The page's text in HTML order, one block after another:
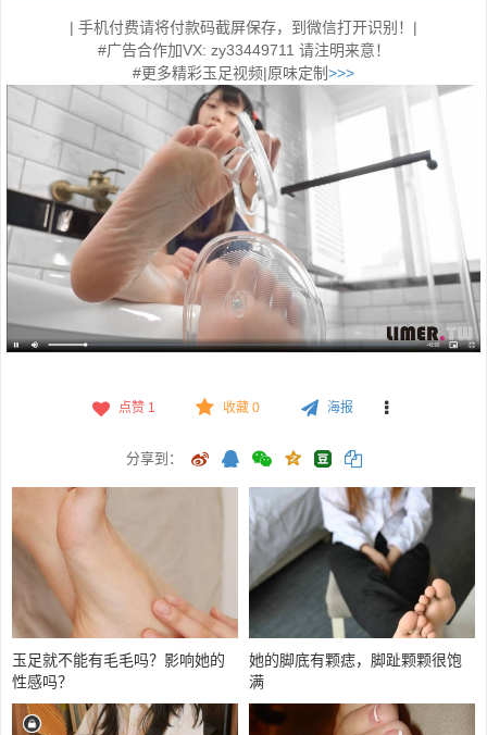
| 手机付费请将付款码截屏保存，到微信打开识别！|
#广告合作加VX: zy33449711 请注明来意！
#更多精彩玉足视频|原味定制>>>
点赞 1 收藏 0 海报
分享到：
玉足就不能有毛毛吗？影响她的
性感吗？
她的脚底有颗痣，脚趾颗颗很饱
满